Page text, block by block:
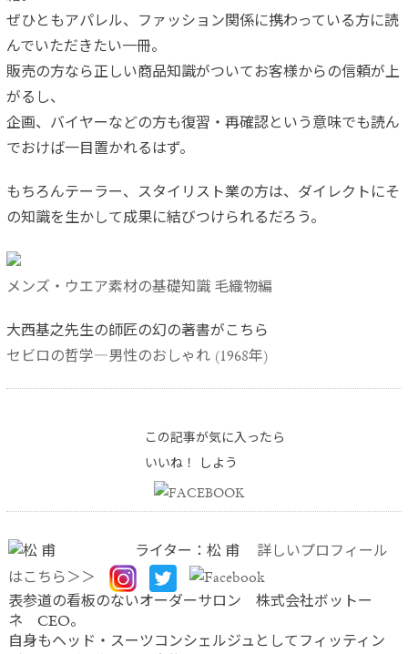
ぜひともアパレル、ファッション関係に携わっている方に読
んでいただきたい一冊。
販売の方なら正しい商品知識がついてお客様からの信頼が上
がるし、
企画、バイヤーなどの方も復習・再確認という意味でも読ん
でおけば一目置かれるはず。
もちろんテーラー、スタイリスト業の方は、ダイレクトにそ
の知識を生かして成果に結びつけられるだろう。
メンズ・ウエア素材の基礎知識 毛織物編
大西基之先生の師匠の幻の著書がこちら
セビロの哲学―男性のおしゃれ (1968年)
この記事が気に入ったら
いいね！ しよう
ライター：松 甫
詳しいプロフィール
はこちら＞＞
表参道の看板のないオーダーサロン 株式会社ボットー
ネ CEO。
自身もヘッド・スーツコンシェルジュとしてフィッティン